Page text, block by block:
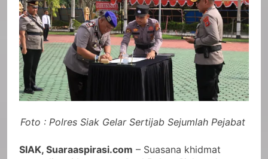
Foto : Polres Siak Gelar Sertijab Sejumlah Pejabat
SIAK, Suaraaspirasi.com – Suasana khidmat